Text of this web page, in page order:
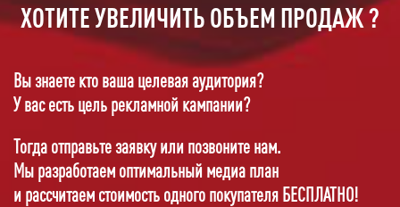
ХОТИТЕ УВЕЛИЧИТЬ ОБЪЕМ ПРОДАЖ ?
Вы знаете кто ваша целевая аудитория?
У вас есть цель рекламной кампании?
Тогда отправьте заявку или позвоните нам.
Мы разработаем оптимальный медиа план
и рассчитаем стоимость одного покупателя БЕСПЛАТНО!